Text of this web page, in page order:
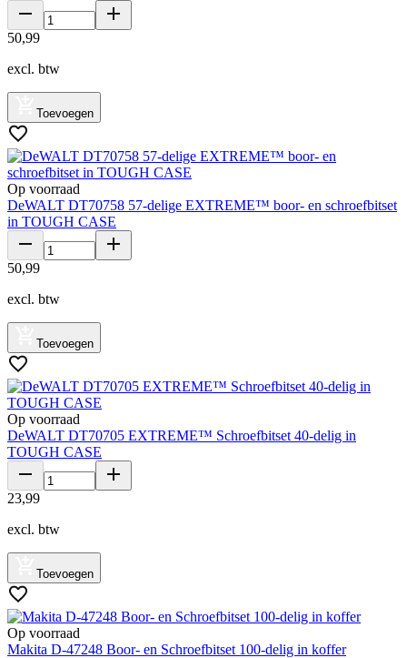
50,99
excl. btw
Toevoegen
Op voorraad
DeWALT DT70758 57-delige EXTREME™ boor- en schroefbitset
in TOUGH CASE
50,99
excl. btw
Toevoegen
Op voorraad
DeWALT DT70705 EXTREME™ Schroefbitset 40-delig in
TOUGH CASE
23,99
excl. btw
Toevoegen
Op voorraad
Makita D-47248 Boor- en Schroefbitset 100-delig in koffer